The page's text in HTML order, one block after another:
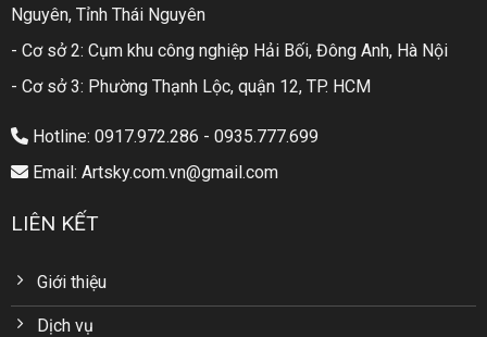
Nguyên, Tỉnh Thái Nguyên
- Cơ sở 2: Cụm khu công nghiệp Hải Bối, Đông Anh, Hà Nội
- Cơ sở 3: Phường Thạnh Lộc, quận 12, TP. HCM
Hotline: 0917.972.286 - 0935.777.699
Email: Artsky.com.vn@gmail.com
LIÊN KẾT
Giới thiệu
Dịch vụ